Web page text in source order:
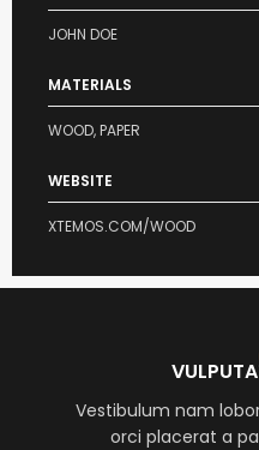
JOHN DOE
MATERIALS
WOOD, PAPER
WEBSITE
XTEMOS.COM/WOOD
Vestibulum nam
orci placerat a